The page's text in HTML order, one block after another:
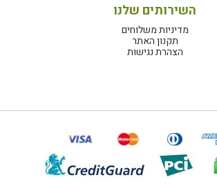
השירותים שלנו
מדיניות משלוחים
תקנון האתר
הצהרת נגישות